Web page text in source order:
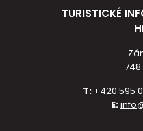
TURISTICKÉ
748
T: +420 595
E: